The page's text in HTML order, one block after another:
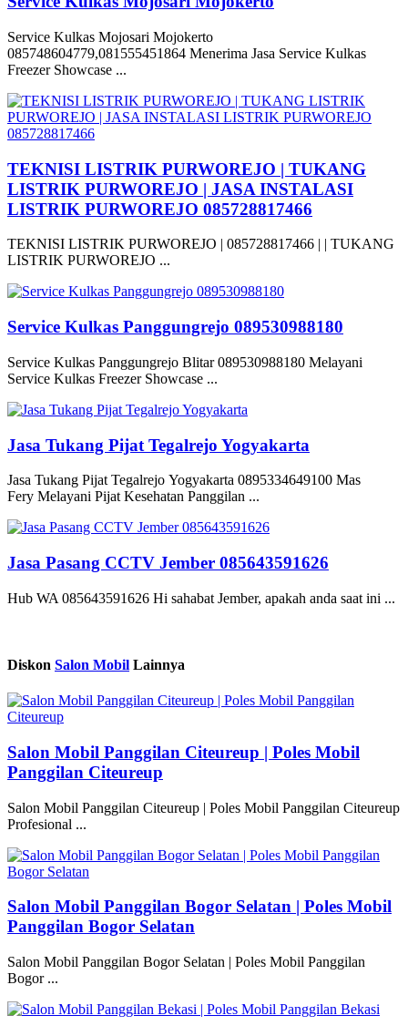
Service Kulkas Mojosari Mojokerto
085748604779,081555451864 Menerima Jasa Service Kulkas
Freezer Showcase ...
TEKNISI LISTRIK PURWOREJO | TUKANG
LISTRIK PURWOREJO | JASA INSTALASI
LISTRIK PURWOREJO 085728817466
TEKNISI LISTRIK PURWOREJO | 085728817466 | | TUKANG
LISTRIK PURWOREJO ...
Service Kulkas Panggungrejo 089530988180
Service Kulkas Panggungrejo Blitar 089530988180 Melayani
Service Kulkas Freezer Showcase ...
Jasa Tukang Pijat Tegalrejo Yogyakarta
Jasa Tukang Pijat Tegalrejo Yogyakarta 0895334649100 Mas
Fery Melayani Pijat Kesehatan Panggilan ...
Jasa Pasang CCTV Jember 085643591626
Hub WA 085643591626 Hi sahabat Jember, apakah anda saat ini ...
Diskon Salon Mobil Lainnya
Salon Mobil Panggilan Citeureup | Poles Mobil
Panggilan Citeureup
Salon Mobil Panggilan Citeureup | Poles Mobil Panggilan Citeureup
Profesional ...
Salon Mobil Panggilan Bogor Selatan | Poles Mobil
Panggilan Bogor Selatan
Salon Mobil Panggilan Bogor Selatan | Poles Mobil Panggilan
Bogor ...